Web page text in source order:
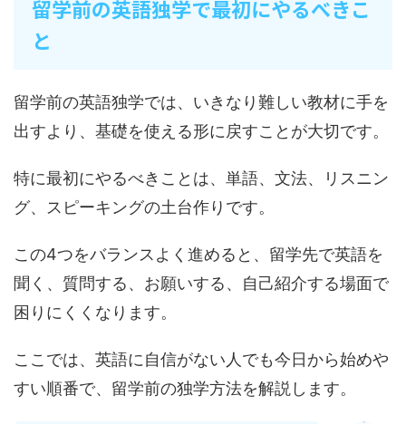
留学前の英語独学で最初にやるべきこ
と
留学前の英語独学では、いきなり難しい教材に手を
出すより、基礎を使える形に戻すことが大切です。
特に最初にやるべきことは、単語、文法、リスニン
グ、スピーキングの土台作りです。
この4つをバランスよく進めると、留学先で英語を
聞く、質問する、お願いする、自己紹介する場面で
困りにくくなります。
ここでは、英語に自信がない人でも今日から始めや
すい順番で、留学前の独学方法を解説します。